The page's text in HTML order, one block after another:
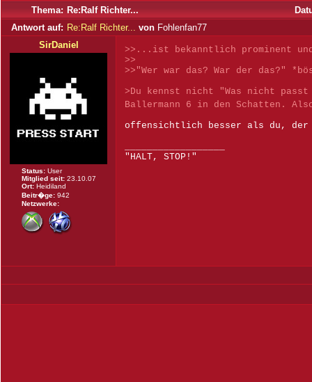
Thema: Re:Ralf Richter...
Antwort auf: Re:Ralf Richter... von Fohlenfan77
SirDaniel
Status: User
Mitglied seit: 23.10.07
Ort: Heidiland
Beitr�ge: 942
Netzwerke:
>>...ist bekanntlich prominent
>>
>>"Wer war das? War der das?"
>Du kennst nicht "Was nicht
Ballermann 6 in den Schatten.
offensichtlich besser als du, der
"HALT, STOP!"